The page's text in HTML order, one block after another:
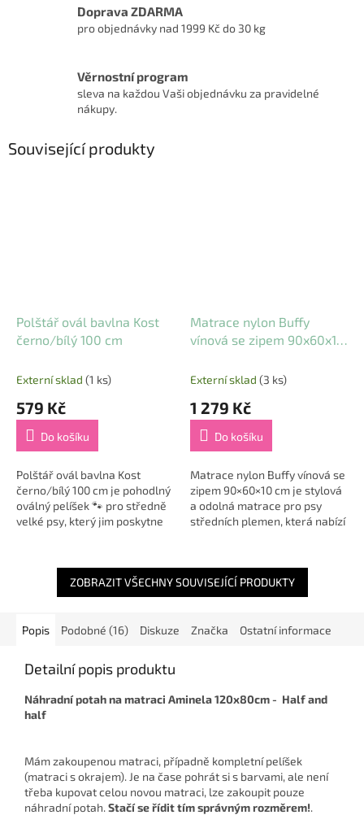
Doprava ZDARMA
pro objednávky nad 1999 Kč do 30 kg
Věrnostní program
sleva na každou Vaši objednávku za pravidelné
nákupy.
Související produkty
Polštář ovál bavlna Kost
černo/bílý 100 cm
Externí sklad (1 ks)
579 Kč
Do košíku
Polštář ovál bavlna Kost
černo/bílý 100 cm je pohodlný
oválný pelíšek 🐾 pro středně
velké psy, který jim poskytne
Matrace nylon Buffy
vínová se zipem 90x60x10
Externí sklad (3 ks)
1 279 Kč
Do košíku
Matrace nylon Buffy vínová se
zipem 90×60×10 cm je stylová
a odolná matrace pro psy
středních plemen, která nabízí
ZOBRAZIT VŠECHNY SOUVISEJÍCÍ PRODUKTY
Popis Podobné (16) Diskuze Značka Ostatní informace
Detailní popis produktu
Náhradní potah na matraci Aminela 120x80cm - Half and
half
Mám zakoupenou matraci, případně kompletní pelíšek
(matraci s okrajem). Je na čase pohrát si s barvami, ale není
třeba kupovat celou novou matraci, lze zakoupit pouze
náhradní potah. Stačí se řídit tím správným rozměrem!.